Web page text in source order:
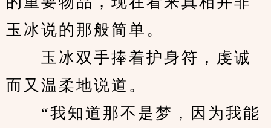
玉冰说的那般简单。
玉冰双手捧着护身符，虔诚
而又温柔地说道。
“我知道那不是梦，因为我能